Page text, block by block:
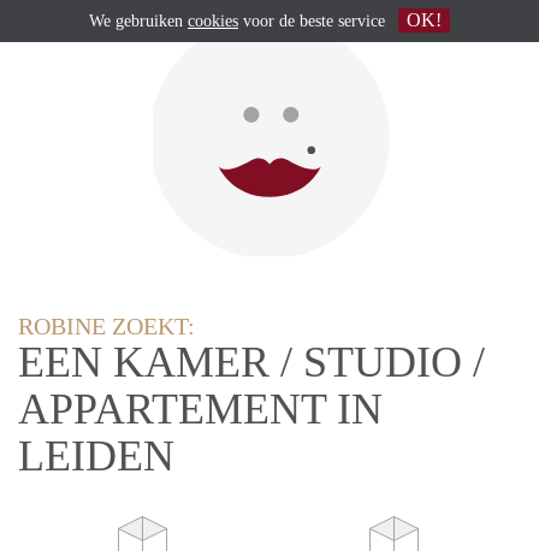
ROBINE ZOEKT:
EEN KAMER / STUDIO /
APPARTEMENT IN
LEIDEN
We gebruiken cookies voor de beste service OK!